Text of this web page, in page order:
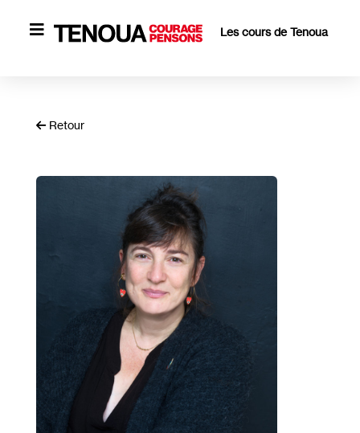
 Les cours de Tenoua
Retour